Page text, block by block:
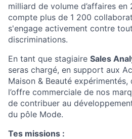
milliard de volume d’affaires
compte plus de 1 200
s'engage activement contre
discriminations.
En tant que stagiaire Sales
seras chargé, en support aux
Maison & Beauté expérimentés,
l’offre commerciale de nos
de contribuer au
du pôle Mode.
Tes missions :